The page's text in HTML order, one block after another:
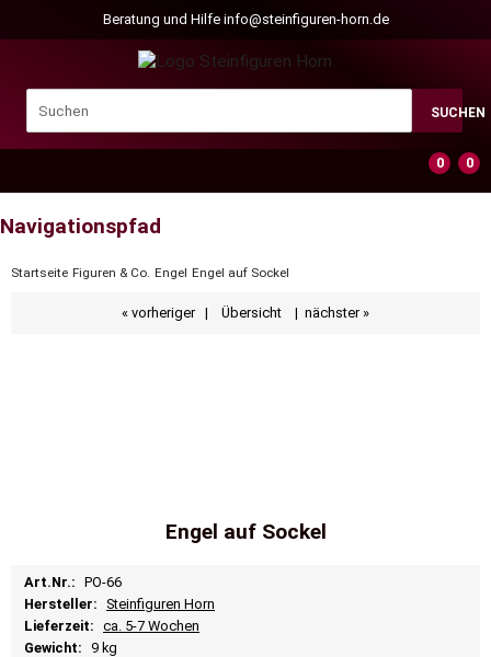
Beratung und Hilfe info@steinfiguren-horn.de
SUCHEN
0
0
Navigationspfad
Startseite Figuren & Co. Engel Engel auf Sockel
« vorheriger| Übersicht | nächster »
Engel auf Sockel
Art.Nr.: PO-66
Hersteller: Steinfiguren Horn
Lieferzeit: ca. 5-7 Wochen
Gewicht: 9 kg